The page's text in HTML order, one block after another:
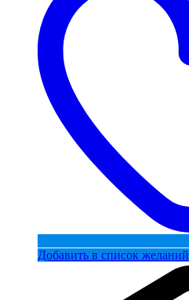
Добавить в список желаний